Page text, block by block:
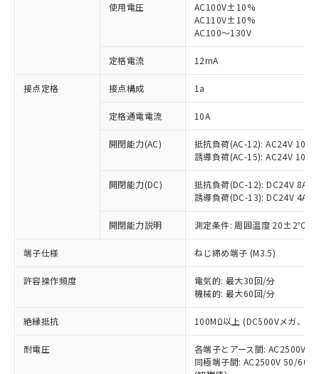
使用電圧
AC100V±10%
AC110V±10%
AC100～130V
定格電流 12mA
接点定格 接点構成 1a
定格通電電流 10A
開閉能力(AC)
抵抗負荷(AC-12): AC24V 10A/
誘導負荷(AC-15): AC24V
開閉能力(DC)
抵抗負荷(DC-12): DC24V 8A/
誘導負荷(DC-13): DC24V 4A/
開閉能力説明 測定条件: 周囲温度 20±2℃、
端子仕様 ねじ締め端子 (M3.5)
許容操作頻度
電気的: 最大30回/分
機械的: 最大60回/分
絶縁抵抗 100MΩ以上 (DC500Vメガ、点
耐電圧
各端子とアース間: AC2500V
同極端子間: AC2500V 50/
ご利用条件
以下の条件をお読みいただき、同意のうえ
本サービスは、当社制御機器事業取扱
商品の当社在庫状況および標準価格
(税抜)を提供させていただくもので
当社制御機器事業取扱商品の中には、
ことをご了承ください。
在庫状況および標準価格照会結果は、
記載している更新日時点での社内デー
タに基づき作成されるものであり、閲
覧された時点での実際の在庫および標
準価格とは異なる場合があることをご
対応済み：EU RoHS指令（10物質）の
非含有に対応した製品が提供可能な商品で
す。
対応予定：EU RoHS指令（10物質）の非含
有に対応した製品に切り替える予定のある
対応予定なし：EU RoHS指令（10物質）の
非含有に非対応の商品で、対応品を出す予
調査・確認中：EU RoHS指令（10物質）の
非含有の対応状況を調査中または確認中の
非該当品：ライセンス料など無形物で、有
害物質有無と関係のない商品です。
仕入先様の事情により、非含有部品として
いたものが、含有品と判明した場合などや
むを得ず変更することがあります。
*EU RoHS指令（10物質）：
鉛(Pb) 1000ppm以下、 水銀(Hg) 1000ppm以下、 カド
六価クロム(Cr(Ⅵ)) 1000ppm以下、ポリ臭化ビフェニル
類(PBB) 1000ppm以下、ポリ臭化ジフェニルエーテル類
「○」：最大均質材料含有率が中国RoHSの
基準値以下であることを示します。
「×」：最大均質材料含有率が中国RoHSの
基準値を超えていることを示します。
「－」：未確認です。当社販売部門へお問
*中国RoHS10物質の基準値 (GB/T26572)：
Pb(鉛) :1000ppm、 Hg(水銀) : 1000ppm、 Cd(カドミウ
Cr(Ⅵ)(六価クロム) : 1000ppm、 PBBs(ポリ臭化ビフェ
当社は、これら貴社製品のうち、外国
為替および外国貿易法に定める商品
または国外への提供する場合は、日本
国政府の輸出許可(または役務取引許
可)を取得するなどの必要な手続きを